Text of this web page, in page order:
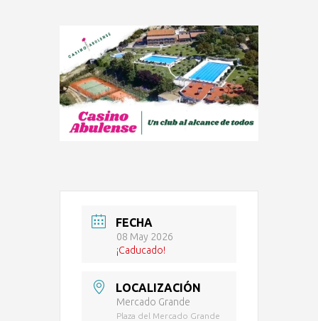
FECHA
08 May 2026
¡Caducado!
LOCALIZACIÓN
Mercado Grande
Plaza del Mercado Grande